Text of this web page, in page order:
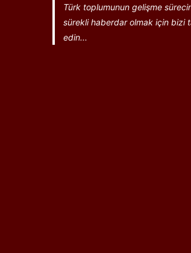
Türk toplumunun gelişme
sürekli haberdar olmak için bizi
edin...